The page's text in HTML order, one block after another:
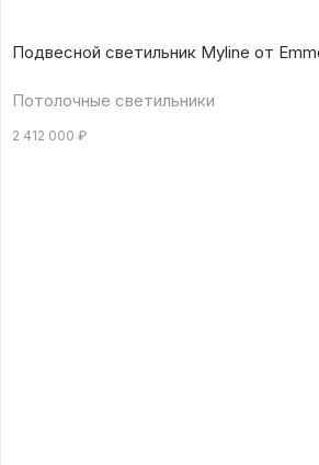
Подвесной светильник Myline от
Потолочные светильники
2 412 000 ₽